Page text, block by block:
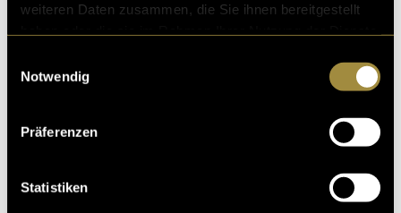
weiteren Daten zusammen, die Sie ihnen bereitgestellt
Notwendig
Präferenzen
Statistiken